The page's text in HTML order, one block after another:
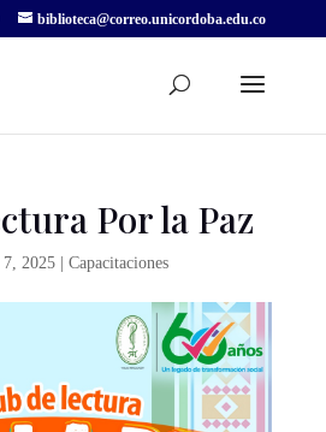
biblioteca@correo.unicordoba.edu.co
Por la Paz
2025| Capacitaciones